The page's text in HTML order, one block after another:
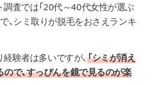
調査では「20代～40代女性が選ぶ
、シミ取りが脱毛をおさえランキ
験者は多いですが、「シミが消え
で、すっぴんを鏡で見るのが楽